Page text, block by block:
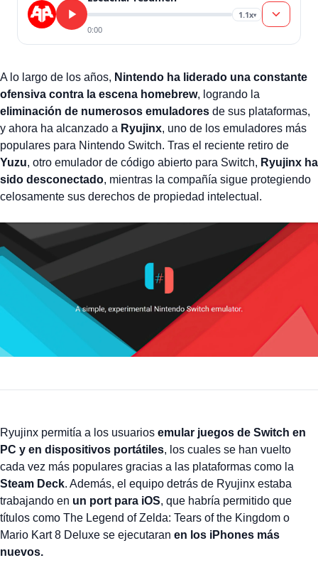
1.1x▾
0:00
A lo largo de los años, Nintendo ha liderado una constante
ofensiva contra la escena homebrew, logrando la
eliminación de numerosos emuladores de sus plataformas,
y ahora ha alcanzado a Ryujinx, uno de los emuladores más
populares para Nintendo Switch. Tras el reciente retiro de
Yuzu, otro emulador de código abierto para Switch, Ryujinx ha
sido desconectado, mientras la compañía sigue protegiendo
celosamente sus derechos de propiedad intelectual.
Ryujinx permitía a los usuarios emular juegos de Switch en
PC y en dispositivos portátiles, los cuales se han vuelto
cada vez más populares gracias a las plataformas como la
Steam Deck. Además, el equipo detrás de Ryujinx estaba
trabajando en un port para iOS, que habría permitido que
títulos como The Legend of Zelda: Tears of the Kingdom o
Mario Kart 8 Deluxe se ejecutaran en los iPhones más
nuevos.